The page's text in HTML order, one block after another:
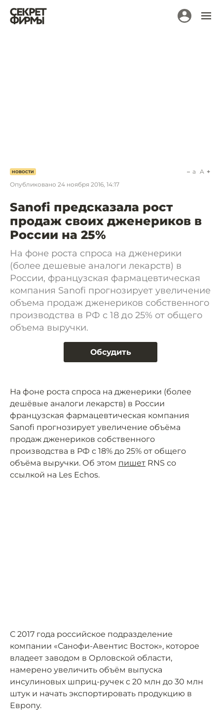
НОВОСТИ
Опубликовано 24 ноября 2016, 14:17
a A
Sanofi предсказала рост
продаж своих дженериков в
России на 25%
На фоне роста спроса на дженерики
(более дешевые аналоги лекарств) в
России, французская фармацевтическая
компания Sanofi прогнозирует увеличение
объема продаж дженериков собственного
производства в РФ с 18 до 25% от общего
объема выручки.
Обсудить
На фоне роста спроса на дженерики (более
дешёвые аналоги лекарств) в России
французская фармацевтическая компания
Sanofi прогнозирует увеличение объёма
продаж дженериков собственного
производства в РФ с 18% до 25% от общего
объёма выручки. Об этом пишет RNS со
ссылкой на Les Echos.
С 2017 года российское подразделение
компании «Санофи-Авентис Восток», которое
владеет заводом в Орловской области,
намерено увеличить объём выпуска
инсулиновых шприц-ручек с 20 млн до 30 млн
штук и начать экспортировать продукцию в
Европу.